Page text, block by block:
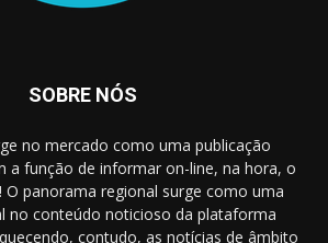
SOBRE NÓS
no mercado como uma publicação
a função de informar on-line, na hora, o
O panorama regional surge como uma
no conteúdo noticioso da plataforma
contudo, as notícias de âmbito